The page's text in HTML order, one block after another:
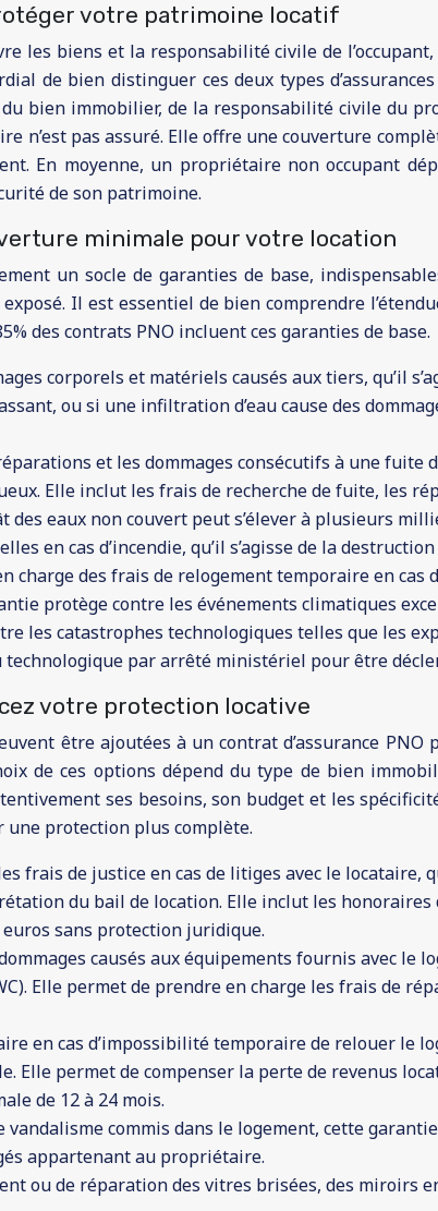
votre patrimoine locatif
les biens et la responsabilité civile de
de bien distinguer ces deux types
du bien immobilier, de la responsabilité civile du
n’est pas assuré. Elle offre une couverture
En moyenne, un propriétaire non occupant
de son patrimoine.
minimale pour votre location
un socle de garanties de base,
Il est essentiel de bien comprendre
des contrats PNO incluent ces garanties de base.
corporels et matériels causés aux tiers, qu’il
ou si une infiltration d’eau cause des
et les dommages consécutifs à une fuite
Elle inclut les frais de recherche de fuite, les
des eaux non couvert peut s’élever à plusieurs
en cas d’incendie, qu’il s’agisse de la
des frais de relogement temporaire en cas
protège contre les événements climatiques
les catastrophes technologiques telles que les
par arrêté ministériel pour être
votre protection locative
être ajoutées à un contrat d’assurance
de ces options dépend du type de bien
ses besoins, son budget et les
protection plus complète.
frais de justice en cas de litiges avec le locataire,
du bail de location. Elle inclut les honoraires
sans protection juridique.
causés aux équipements fournis avec le
Elle permet de prendre en charge les frais de
en cas d’impossibilité temporaire de relouer le
Elle permet de compenser la perte de revenus
de 12 à 24 mois.
vandalisme commis dans le logement, cette
appartenant au propriétaire.
ou de réparation des vitres brisées, des miroirs